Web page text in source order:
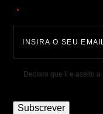
"*
Declaro que li e aceito a
Subscrever